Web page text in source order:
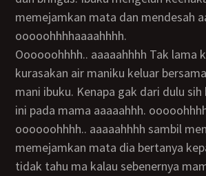
memejamkan mata dan mendesah
ooooohhhhaaaahhhh.
oooooohhhh.. aaaaahhhh Tak lama kemudian
kurasakan air maniku keluar
mani ibuku. Kenapa gak dari dulu
ini pada mama aaaaahhh.
oooooohhhh.. aaaaahhhh sambil
memejamkan mata dia bertanya
tidak tahu ma kalau sebenernya